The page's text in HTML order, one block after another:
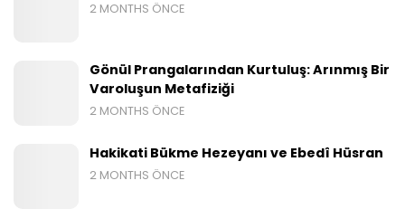
2 MONTHS ÖNCE
Gönül Prangalarından Kurtuluş: Arınmış Bir
Varoluşun Metafiziği
2 MONTHS ÖNCE
Hakikati Bükme Hezeyanı ve Ebedî Hüsran
2 MONTHS ÖNCE